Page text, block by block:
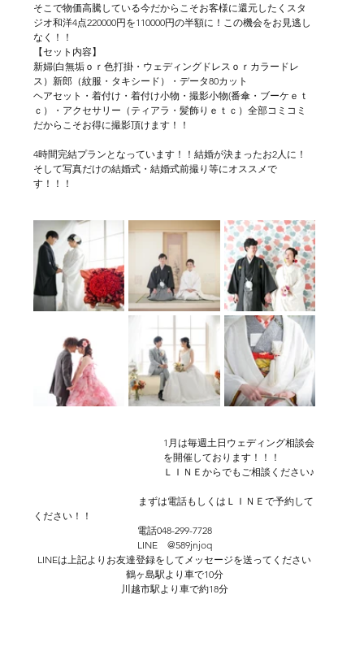
そこで物価高騰している今だからこそお客様に還元したくスタ
ジオ和洋4点220000円を110000円の半額に！この機会をお見逃し
なく！！
【セット内容】
新婦(白無垢ｏｒ色打掛・ウェディングドレスｏｒカラードレ
ス）新郎（紋服・タキシード）・データ80カット
ヘアセット・着付け・着付け小物・撮影小物(番傘・ブーケｅｔ
ｃ）・アクセサリー（ティアラ・髪飾りｅｔｃ）全部コミコミ
だからこそお得に撮影頂けます！！
4時間完結プランとなっています！！結婚が決まったお2人に！
そして写真だけの結婚式・結婚式前撮り等にオススメで
す！！！
1月は毎週土日ウェディング相談会
を開催しております！！！
ＬＩＮＥからでもご相談ください♪
ください！！
電話048-299-7728
LINE　@589jnjoq
LINEは上記よりお友達登録をしてメッセージを送ってください
鶴ヶ島駅より車で10分
川越市駅より車で約18分